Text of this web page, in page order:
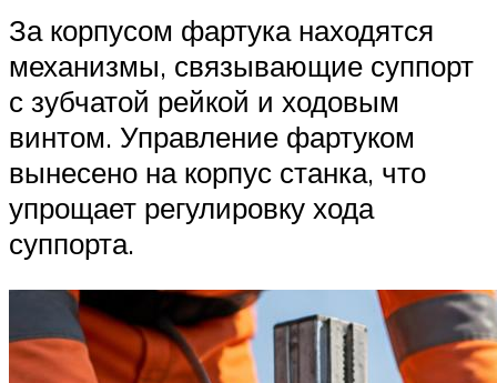
За корпусом фартука находятся
механизмы, связывающие суппорт
с зубчатой рейкой и ходовым
винтом. Управление фартуком
вынесено на корпус станка, что
упрощает регулировку хода
суппорта.